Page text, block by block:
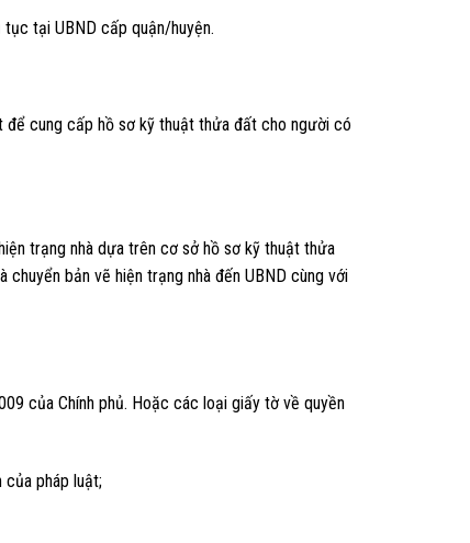
tại UBND cấp quận/huyện.
để cung cấp hồ sơ kỹ thuật thửa đất cho người có
trạng nhà dựa trên cơ sở hồ sơ kỹ thuật thửa
bản vẽ hiện trạng nhà đến UBND cùng với
của Chính phủ. Hoặc các loại giấy tờ về quyền
của pháp luật;